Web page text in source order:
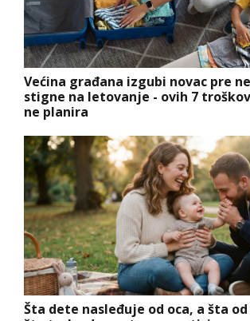
Većina građana izgubi novac pre
stigne na letovanje - ovih 7
ne planira
Šta dete nasleđuje od oca, a šta